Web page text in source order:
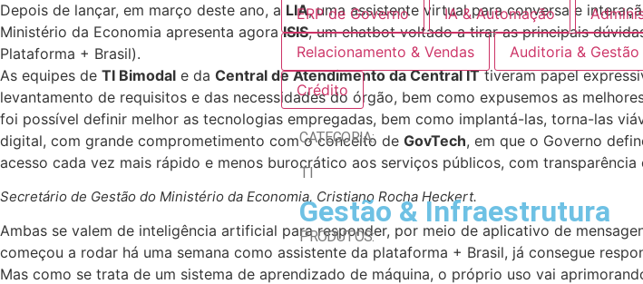
ERP de Governo IA & Automação
Relacionamento & Vendas Auditoria &
Crédito
CATEGORIA:
TI
Gestão & Infraestrutura
PRODUTOS:
Depois de lançar, em março deste ano, a LIA, uma assistente virtual para conversa e
Ministério da Economia apresenta agoraISIS, um chatbot voltado a tirar as principais
Plataforma + Brasil).
As equipes de TI Bimodal e da Central de Atendimento da Central ITtiveram papel
levantamento de requisitos e das necessidades do órgão, bem como expusemos as
foi possível definir melhor as tecnologias empregadas, bem como implantá-las, torna-las
digital, com grande comprometimento com o conceito de GovTech, em que o Governo
acesso cada vez mais rápido e menos burocrático aos serviços públicos, com transparência
Secretário de Gestão do Ministério da Economia, Cristiano Rocha Heckert.
Ambas se valem de inteligência artificial para responder, por meio de aplicativo de
começou a rodar há uma semana como assistente da plataforma + Brasil, já consegue
Mas como se trata de um sistema de aprendizado de máquina, o próprio uso vai